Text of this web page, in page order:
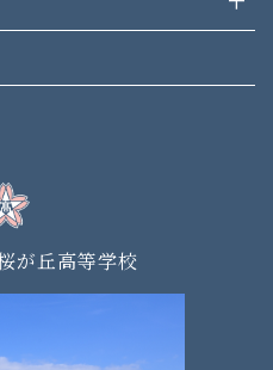
が丘高等学校